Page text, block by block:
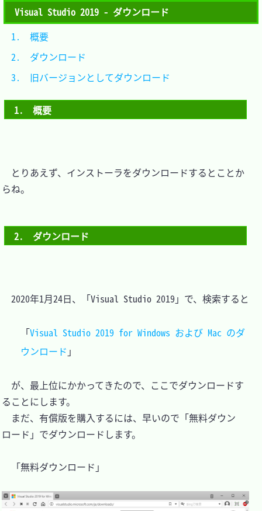
Visual Studio 2019 - ダウンロード
1.　概要
とりあえず、インストーラをダウンロードするとことか
らね。
2.　ダウンロード
2020年1月24日、「Visual Studio 2019」で、検索すると
「Visual Studio 2019 for Windows および Mac のダ
ウンロード
が、最上位にかかってきたので、ここでダウンロードす
ることにします。
まだ、有償版を購入するには、早いので「無料ダウン
ロード」でダウンロードします。
「無料ダウンロード」